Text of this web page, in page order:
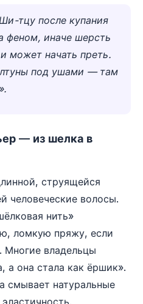
тцу после купания
феном, иначе шерсть
может начать преть.
под ушами — там
— из шелка в
струящейся
человеческие волосы.
нить»
ломкую пряжу, если
Многие владельцы
а она стала как ёршик».
смывает натуральные